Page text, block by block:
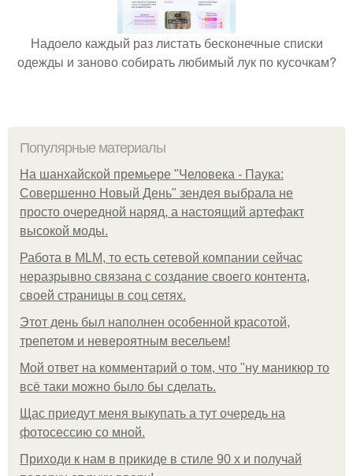
Надоело каждый раз листать бесконечные списки
одежды и заново собирать любимый лук по кусочкам?
Популярные материалы
На шанхайской премьере "Человека - Паука:
Совершенно Новый День" зендея выбрала не
просто очередной наряд, а настоящий артефакт
высокой моды.
Работа в MLM, то есть сетевой компании сейчас
неразрывно связана с создание своего контента,
своей страницы в соц сетях.
Этот день был наполнен особенной красотой,
трепетом и невероятным весельем!
Мой ответ на комментарий о том, что "ну маникюр то
всё таки можно было бы сделать.
Щас приедут меня выкупать а тут очередь на
фотосессию со мной.
Приходи к нам в прикиде в стиле 90 х и получай